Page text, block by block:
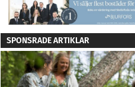
SPONSRADE ARTIKLAR